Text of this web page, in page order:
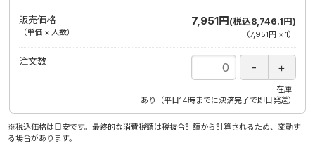
販売価格
（単価 × 入数）
7,951円 (税込8,746.1円)
（7,951円 × 1）
注文数
在庫
あり（平日14時までに決済完了で即日発送）
※税込価格は目安です。最終的な消費税額は税抜合計額から計算されるため、変動す
る場合があります。